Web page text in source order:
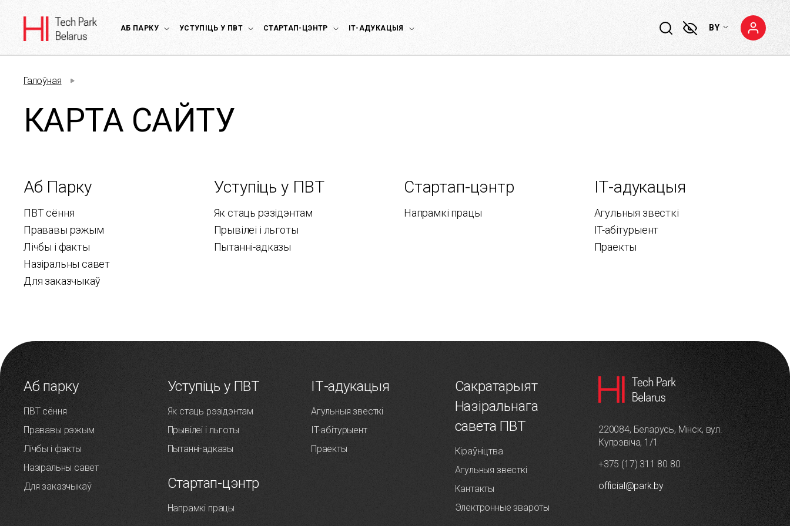
АБ ПАРКУ УСТУПІЦЬ У ПВТ СТАРТАП-ЦЭНТР ІТ-АДУКАЦЫЯ BY
Галоўная
КАРТА САЙТУ
Аб Парку
ПВТ сёння
Прававы рэжым
Лічбы і факты
Назіральны савет
Для заказчыкаў
Уступіць у ПВТ
Як стаць рэзідэнтам
Прывілеі і льготы
Пытанні-адказы
Стартап-цэнтр
Напрамкі працы
ІТ-адукацыя
Агульныя звесткі
IT-абітурыент
Праекты
Аб парку
ПВТ сёння
Прававы рэжым
Лічбы і факты
Назіральны савет
Для заказчыкаў
Уступіць у ПВТ
Як стаць рэзідэнтам
Прывілеі і льготы
Пытанні-адказы
Стартап-цэнтр
Напрамкі працы
ІТ-адукацыя
Агульныя звесткі
IT-абітурыент
Праекты
Сакратарыят
Назiральнага
савета ПВТ
Кіраўніцтва
Агульныя звесткі
Кантакты
Электронные звароты
220084, Беларусь, Мінск, вул.
Купрэвіча, 1/1
+375 (17) 311 80 80
official@park.by